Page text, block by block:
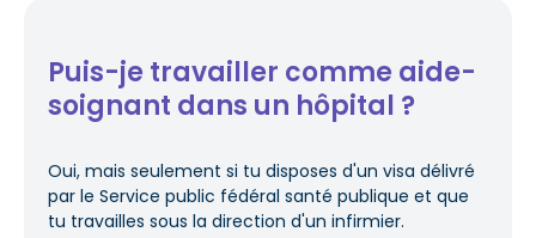
Puis-je travailler comme aide-
soignant dans un hôpital ?
Oui, mais seulement si tu disposes d'un visa délivré
par le Service public fédéral santé publique et que
tu travailles sous la direction d'un infirmier.